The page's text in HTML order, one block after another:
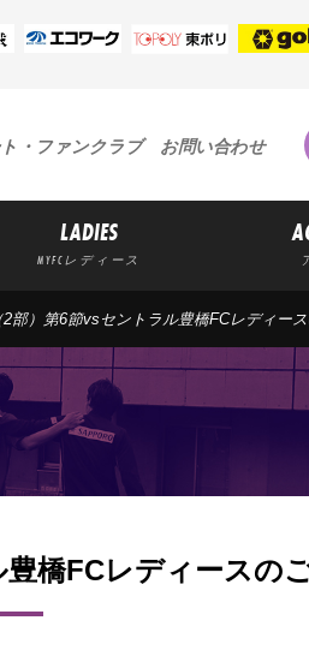
・ファンクラブ お問い合わせ
LADIES
MYFCレディース
2部）第6節vsセントラル豊橋FCレディー
橋FCレディースの